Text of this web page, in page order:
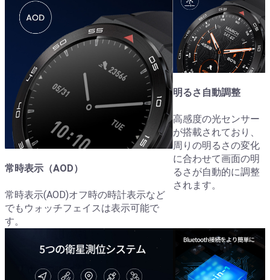
常時表示（AOD）
常時表示(AOD)オフ時の時計表示など
でもウォッチフェイスは表示可能で
す。
明るさ自動調整
高感度の光センサー
が搭載されており、
周りの明るさの変化
に合わせて画面の明
るさが自動的に調整
されます。